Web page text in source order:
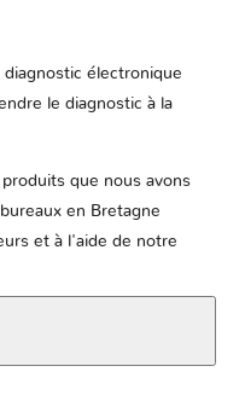
électronique
le diagnostic à la
que nous avons
en Bretagne
et à l'aide de notre